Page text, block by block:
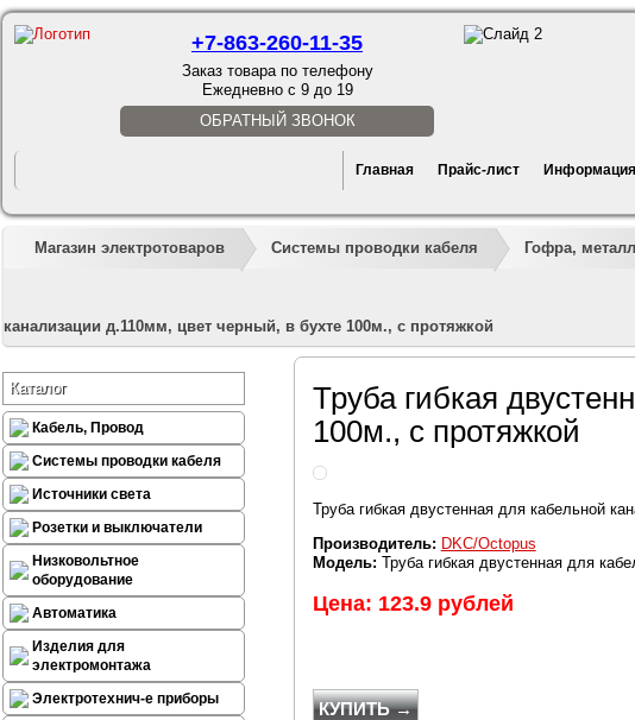
+7-863-260-11-35
Заказ товара по телефону
Ежедневно с 9 до 19
ОБРАТНЫЙ ЗВОНОК
Главная Прайс-лист Информация
Магазин электротоваров Системы проводки кабеля Гофра,
канализации д.110мм, цвет черный, в бухте 100м., с протяжкой
Каталог
Кабель, Провод
Системы проводки кабеля
Источники света
Розетки и выключатели
Низковольтное
оборудование
Автоматика
Изделия для
электромонтажа
Электротехнич-е приборы
Труба гибкая
100м., с протяжкой
Труба гибкая двустенная для кабельной
Производитель: DKC/Octopus
Модель: Труба гибкая двустенная для
Цена: 123.9 рублей
КУПИТЬ →